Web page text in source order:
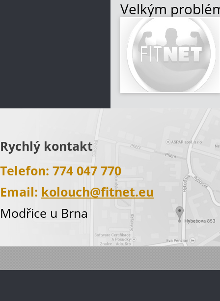
Velkým
Přibývá osob
Snižuje se
hodnoty a
Více informací
Rychlý kontakt
Telefon: 774 047 770
Email: kolouch@fitnet.eu
Modřice u Brna